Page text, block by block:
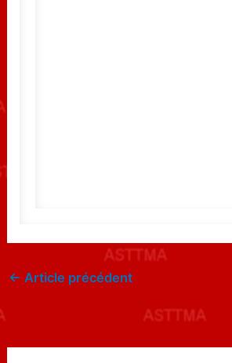
← Article précédent